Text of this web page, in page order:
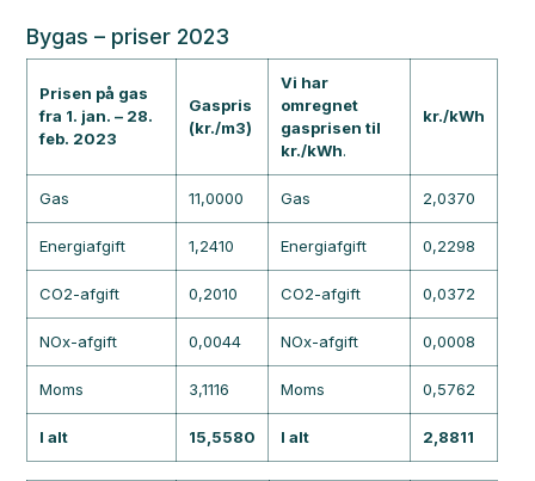
Bygas – priser 2023
Prisen på gas
fra 1. jan. – 28.
feb. 2023
Gaspris
(kr./m3)
Vi har
omregnet
gasprisen til
kr./kWh.
kr./kWh
Gas 11,0000 Gas 2,0370
Energiafgift 1,2410 Energiafgift 0,2298
CO2-afgift 0,2010 CO2-afgift 0,0372
NOx-afgift 0,0044 NOx-afgift 0,0008
Moms 3,1116 Moms 0,5762
I alt 15,5580 I alt 2,8811